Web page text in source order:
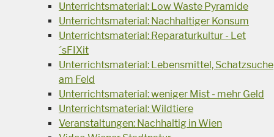
Unterrichtsmaterial: Low Waste Pyramide
Unterrichtsmaterial: Nachhaltiger Konsum
Unterrichtsmaterial: Reparaturkultur - Let
´sFIXit
Unterrichtsmaterial: Lebensmittel, Schatzsuche
am Feld
Unterrichtsmaterial: weniger Mist - mehr Geld
Unterrichtsmaterial: Wildtiere
Veranstaltungen: Nachhaltig in Wien